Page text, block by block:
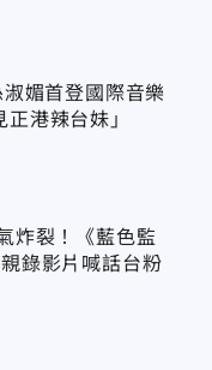
媚首登國際音樂
港辣台妹」
炸裂！《藍色監
錄影片喊話台粉